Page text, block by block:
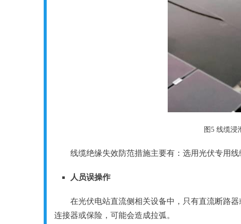
图5 线缆浸
线缆绝缘失效防范措施主要有：选用光伏专用
人员误操作
在光伏电站直流侧相关设备中，只有直流断路
连接器或保险，可能会造成拉弧。